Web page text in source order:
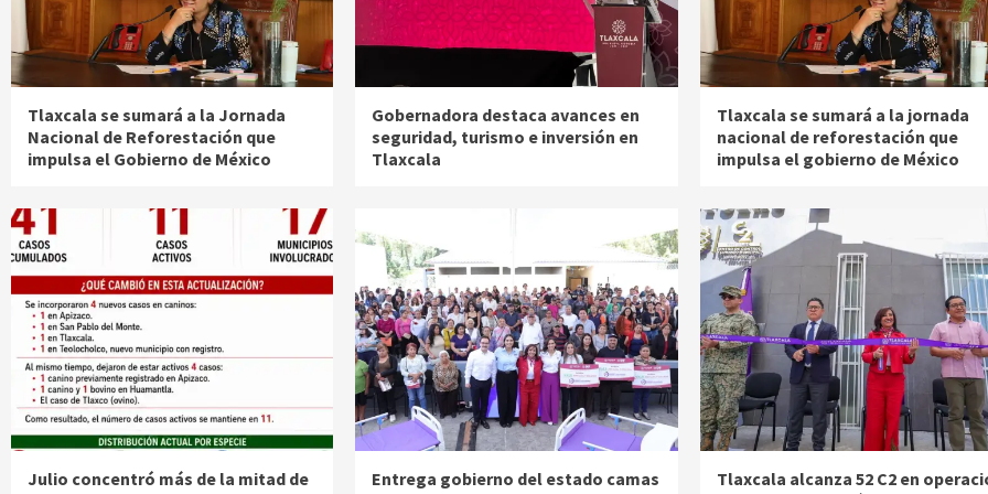
Tlaxcala se sumará a la Jornada
Nacional de Reforestación que
impulsa el Gobierno de México
Gobernadora destaca avances en
seguridad, turismo e inversión en
Tlaxcala
Tlaxcala se sumará a la jornada
nacional de reforestación que
impulsa el gobierno de México
Julio concentró más de la mitad de
Entrega gobierno del estado camas
Tlaxcala alcanza 52 C2 en